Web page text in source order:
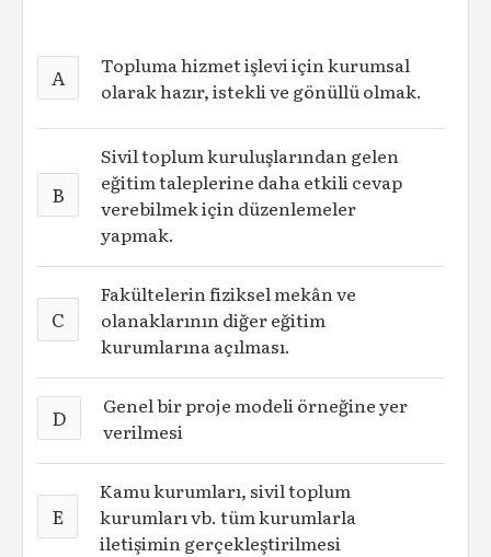
A
Topluma hizmet işlevi için kurumsal
olarak hazır, istekli ve gönüllü olmak.
B
Sivil toplum kuruluşlarından gelen
eğitim taleplerine daha etkili cevap
verebilmek için düzenlemeler
yapmak.
C
Fakültelerin fiziksel mekân ve
olanaklarının diğer eğitim
kurumlarına açılması.
D
Genel bir proje modeli örneğine yer
verilmesi
E
Kamu kurumları, sivil toplum
kurumları vb. tüm kurumlarla
iletişimin gerçekleştirilmesi